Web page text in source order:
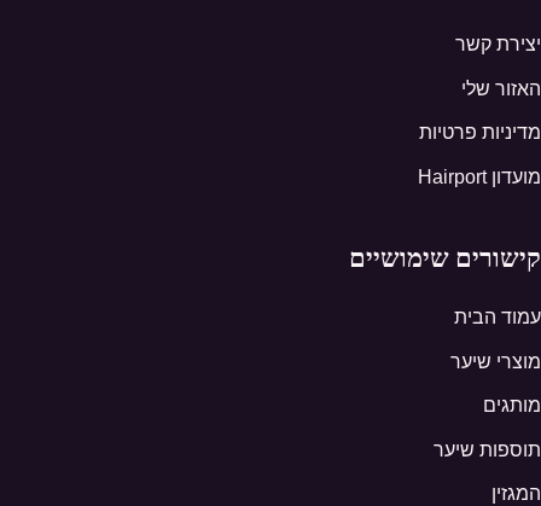
יצירת קשר
האזור שלי
מדיניות פרטיות
מועדון Hairport
קישורים שימושיים
עמוד הבית
מוצרי שיער
מותגים
תוספות שיער
המגזין